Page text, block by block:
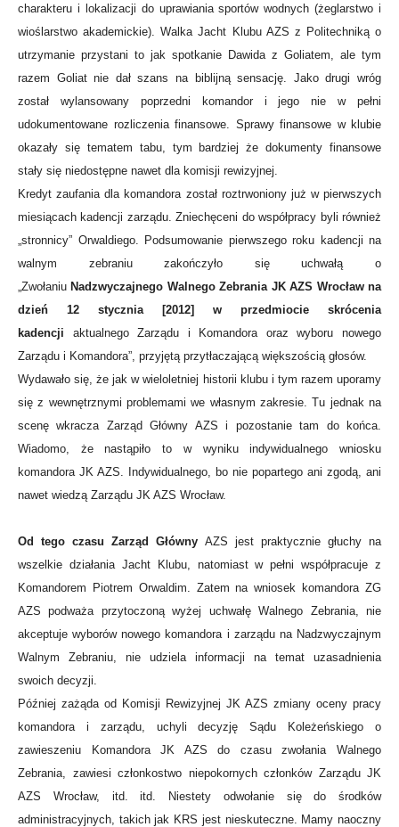
charakteru i lokalizacji do uprawiania sportów wodnych (żeglarstwo i
wioślarstwo akademickie). Walka Jacht Klubu AZS z Politechniką o
utrzymanie przystani to jak spotkanie Dawida z Goliatem, ale tym
razem Goliat nie dał szans na biblijną sensację. Jako drugi wróg
został wylansowany poprzedni komandor i jego nie w pełni
udokumentowane rozliczenia finansowe. Sprawy finansowe w klubie
okazały się tematem tabu, tym bardziej że dokumenty finansowe
stały się niedostępne nawet dla komisji rewizyjnej.
Kredyt zaufania dla komandora został roztrwoniony już w pierwszych
miesiącach kadencji zarządu. Zniechęceni do współpracy byli również
„stronnicy” Orwaldiego. Podsumowanie pierwszego roku kadencji na
walnym zebraniu zakończyło się uchwałą o
„Zwołaniu Nadzwyczajnego Walnego Zebrania JK AZS Wrocław na
dzień 12 stycznia [2012] w przedmiocie skrócenia
kadencji aktualnego Zarządu i Komandora oraz wyboru nowego
Zarządu i Komandora”, przyjętą przytłaczającą większością głosów.
Wydawało się, że jak w wieloletniej historii klubu i tym razem uporamy
się z wewnętrznymi problemami we własnym zakresie. Tu jednak na
scenę wkracza Zarząd Główny AZS i pozostanie tam do końca.
Wiadomo, że nastąpiło to w wyniku indywidualnego wniosku
komandora JK AZS. Indywidualnego, bo nie popartego ani zgodą, ani
nawet wiedzą Zarządu JK AZS Wrocław.
Od tego czasu Zarząd Główny AZS jest praktycznie głuchy na
wszelkie działania Jacht Klubu, natomiast w pełni współpracuje z
Komandorem Piotrem Orwaldim. Zatem na wniosek komandora ZG
AZS podważa przytoczoną wyżej uchwałę Walnego Zebrania, nie
akceptuje wyborów nowego komandora i zarządu na Nadzwyczajnym
Walnym Zebraniu, nie udziela informacji na temat uzasadnienia
swoich decyzji.
Później zażąda od Komisji Rewizyjnej JK AZS zmiany oceny pracy
komandora i zarządu, uchyli decyzję Sądu Koleżeńskiego o
zawieszeniu Komandora JK AZS do czasu zwołania Walnego
Zebrania, zawiesi członkostwo niepokornych członków Zarządu JK
AZS Wrocław, itd. itd. Niestety odwołanie się do środków
administracyjnych, takich jak KRS jest nieskuteczne. Mamy naoczny